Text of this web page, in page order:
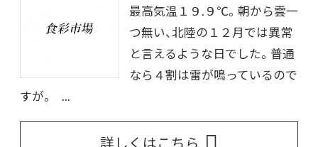
最高気温１９.９℃。朝から雲一
つ無い、北陸の１２月では異常
と言えるような日でした。普通
なら４割は雷が鳴っているので
すが。 ...
詳しくはこちら